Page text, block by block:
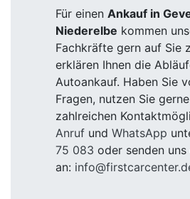
Für einen Ankauf in
Niederelbe kommen
Fachkräfte gern auf Sie
erklären Ihnen die
Autoankauf. Haben Sie
Fragen, nutzen Sie
zahlreichen
Anruf und WhatsApp
75 083 oder senden uns
an: